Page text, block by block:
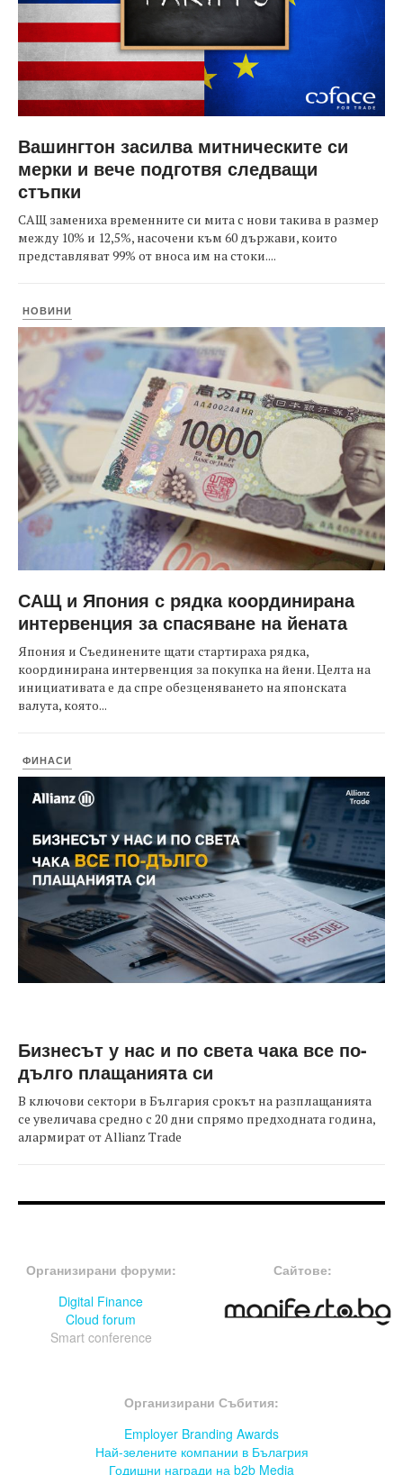
Вашингтон засилва митническите си
мерки и вече подготвя следващи
стъпки
САЩ замениха временните си мита с нови такива в размер
между 10% и 12,5%, насочени към 60 държави, които
представляват 99% от вноса им на стоки....
НОВИНИ
САЩ и Япония с рядка координирана
интервенция за спасяване на йената
Япония и Съединените щати стартираха рядка,
координирана интервенция за покупка на йени. Целта на
инициативата е да спре обезценяването на японската
валута, която...
ФИНАСИ
Бизнесът у нас и по света чака все по-
дълго плащанията си
В ключови сектори в България срокът на разплащанията
се увеличава средно с 20 дни спрямо предходната година,
алармират от Allianz Trade
Организирани форуми:
Digital Finance
Cloud forum
Smart conference
Сайтове:
Организирани Събития:
Employer Branding Awards
Най-зелените компании в Бълагрия
Годишни награди на b2b Media